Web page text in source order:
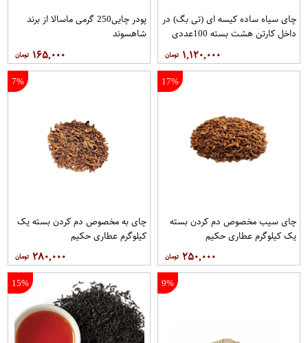
چای سیاه ساده کیسه ای (تی بگ) در
داخل کارتن هشت بسته 100عددی
۱,۱۲۰,۰۰۰
پودر چایی250 گرمی ماسالا از برند
شاهسوند
۱۶۵,۰۰۰
17%
چای سیب مخصوص دم کردن بسته
یک کیلوگرم عطاری حکیم
۲۵۰,۰۰۰
7%
چای به مخصوص دم کردن بسته یک
کیلوگرم عطاری حکیم
۲۸۰,۰۰۰
9%
15%